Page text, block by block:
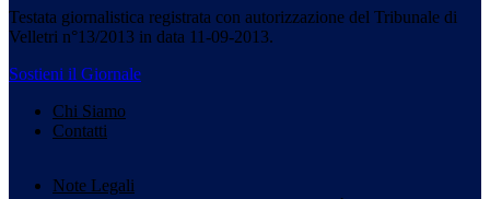
Testata giornalistica registrata con autorizzazione del Tribunale di
Velletri n°13/2013 in data 11-09-2013.
Sostieni il Giornale
Chi Siamo
Contatti
Note Legali